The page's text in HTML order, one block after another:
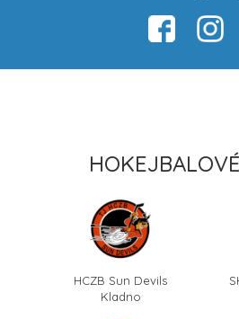
HCZB Sun Devils
Kladno